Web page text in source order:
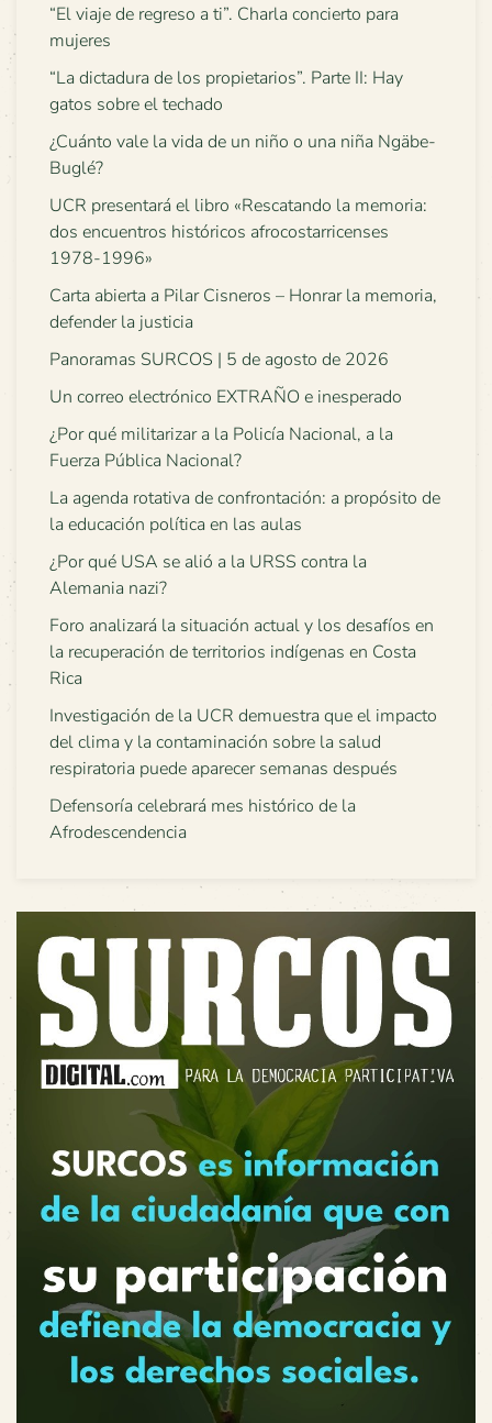
“El viaje de regreso a ti”. Charla concierto para
mujeres
“La dictadura de los propietarios”. Parte II: Hay
gatos sobre el techado
¿Cuánto vale la vida de un niño o una niña Ngäbe-
Buglé?
UCR presentará el libro «Rescatando la memoria:
dos encuentros históricos afrocostarricenses
1978-1996»
Carta abierta a Pilar Cisneros – Honrar la memoria,
defender la justicia
Panoramas SURCOS | 5 de agosto de 2026
Un correo electrónico EXTRAÑO e inesperado
¿Por qué militarizar a la Policía Nacional, a la
Fuerza Pública Nacional?
La agenda rotativa de confrontación: a propósito de
la educación política en las aulas
¿Por qué USA se alió a la URSS contra la
Alemania nazi?
Foro analizará la situación actual y los desafíos en
la recuperación de territorios indígenas en Costa
Rica
Investigación de la UCR demuestra que el impacto
del clima y la contaminación sobre la salud
respiratoria puede aparecer semanas después
Defensoría celebrará mes histórico de la
Afrodescendencia